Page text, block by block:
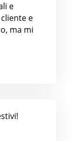
e
e
ma mi